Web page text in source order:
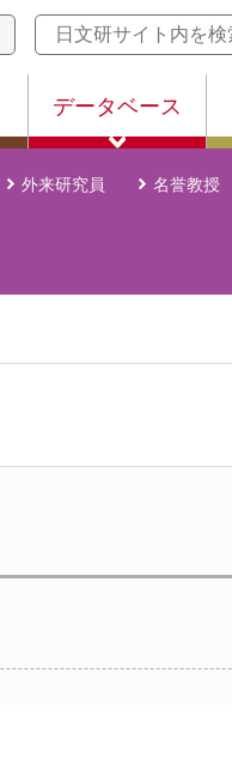
データベース
外来研究員 名誉教授